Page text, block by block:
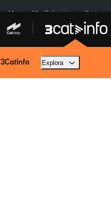
a Meta Mor Felipe Lipe Ceuta
3CatInfo Explora